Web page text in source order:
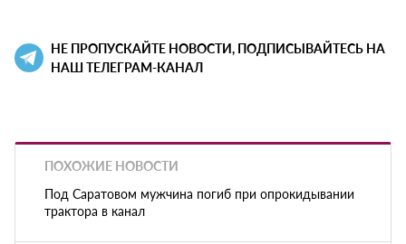
НЕ ПРОПУСКАЙТЕ НОВОСТИ, ПОДПИСЫВАЙТЕСЬ НА
НАШ ТЕЛЕГРАМ-КАНАЛ
ПОХОЖИЕ НОВОСТИ
Под Саратовом мужчина погиб при опрокидывании
трактора в канал